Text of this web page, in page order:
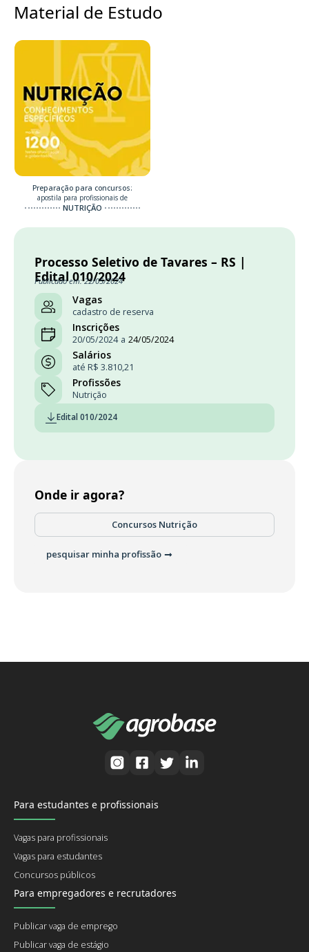
Material de Estudo
Preparação para concursos:
apostila para profissionais de
NUTRIÇÃO
Processo Seletivo de Tavares – RS |
Edital 010/2024
Publicado em: 22/05/2024
Vagas
cadastro de reserva
Inscrições
20/05/2024 a 24/05/2024
Salários
até R$ 3.810,21
Profissões
Nutrição
Edital 010/2024
Onde ir agora?
Concursos Nutrição
pesquisar minha profissão
Para estudantes e profissionais
Vagas para profissionais
Vagas para estudantes
Concursos públicos
Para empregadores e recrutadores
Publicar vaga de emprego
Publicar vaga de estágio